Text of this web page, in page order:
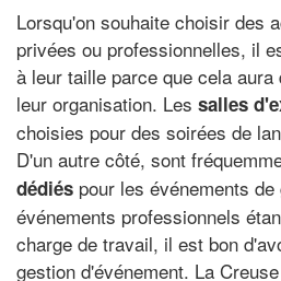
Lorsqu'on souhaite choisir des
privées ou professionnelles, il
à leur taille parce que cela
leur organisation. Les salles
choisies pour des soirées de
D'un autre côté, sont
dédiés pour les événements
événements professionnels
charge de travail, il est bon
gestion d'événement. La